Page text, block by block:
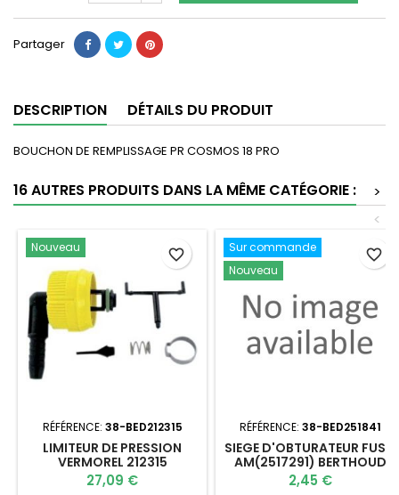
Partager
DESCRIPTION DÉTAILS DU PRODUIT
BOUCHON DE REMPLISSAGE PR COSMOS 18 PRO
16 AUTRES PRODUITS DANS LA MÊME CATÉGORIE :
>
<
Nouveau
RÉFÉRENCE: 38-BED212315
LIMITEUR DE PRESSION
VERMOREL 212315
Prix
27,09 €
favorite_border
Sur commande
Nouveau
RÉFÉRENCE: 38-BED251841
SIEGE D'OBTURATEUR FUSO
AM(2517291) BERTHOUD
Prix
2,45 €
favorite_border